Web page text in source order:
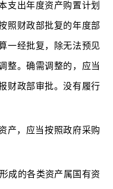
支出年度资产购置计划
照财政部批复的年度部
一经批复，除无法预见
整。确需调整的，应当
财政部审批。没有履行
产，应当按照政府采购
成的各类资产属国有资